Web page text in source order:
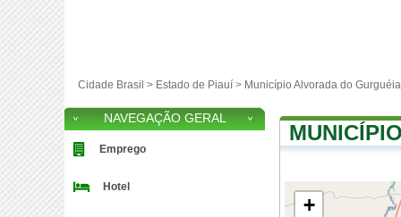
Cidade Brasil > Estado de Piauí > Município Alvorada do Gurguéia
+
NAVEGAÇÃO GERAL
Emprego
Hotel